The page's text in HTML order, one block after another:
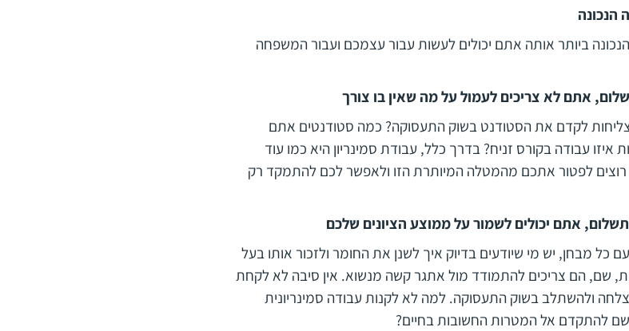
הנכונה
ביותר אותה אתם יכולים לעשות עבור עצמכם ועבור המשפחה
אתם לא צריכים לעמול על מה שאין בו צורך
לקדם את הסטודנט בשוק התעסוקה? כמה סטודנטים אתם
איזו עבודה בקורס זניח? בדרך כלל, עבודת סמינריון היא כמו עוד
לפטור אתכם מהמטלה המיותרת הזו ולאפשר לכם להתמקד רק
אתם יכולים לשמור על ממוצע הציונים שלכם
מבחן, יש מי שיודעים בדיוק איך לשנן את החומר ולזכור אותו בעל
שם, הם צריכים להתמודד מול אתגר קשה מנשוא. אין סיבה לא לקחת
ולהשתלב בשוק התעסוקה. למה לא לקנות עבודה סמינריונית
להתקדם אל המטרות החשובות בחיים?